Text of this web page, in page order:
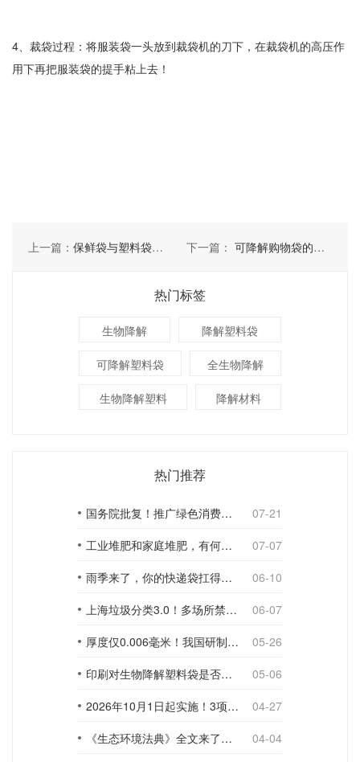
4、裁袋过程：将服装袋一头放到裁袋机的刀下，在裁袋机的高压作
用下再把服装袋的提手粘上去！
上一篇： 保鲜袋与塑料袋之间有哪些差别 下一篇： 可降解购物袋的类型有哪些
热门标签
生物降解 降解塑料袋
可降解塑料袋 全生物降解
生物降解塑料 降解材料
热门推荐
国务院批复！推广绿色消费，引导使用环保可降解包装材料
07-21
工业堆肥和家庭堆肥，有何不同？
07-07
雨季来了，你的快递袋扛得住吗？
06-10
上海垃圾分类3.0！多场所禁止使用一次性塑料袋；推动快递包装绿色转型
06-07
厚度仅0.006毫米！我国研制出超薄型全生物降解渗水地膜
05-26
印刷对生物降解塑料袋是否构成影响？
05-06
2026年10月1日起实施！3项生物降解能力检测新国标
04-27
《生态环境法典》全文来了！降解材料、生物基应用与包装环保规范
04-04